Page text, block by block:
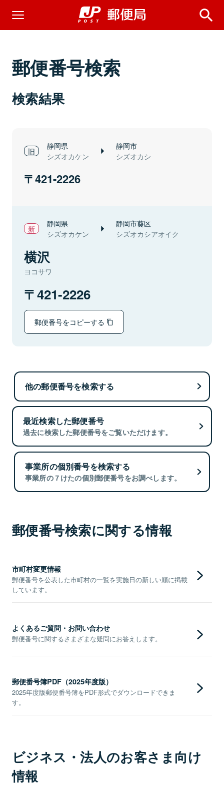
郵便番号検索
検索結果
静岡県
シズオカケン
静岡市
シズオカシ
421-2226
静岡県
シズオカケン
静岡市葵区
シズオカシアオイク
横沢
ヨコサワ
421-2226
郵便番号をコピーする
他の郵便番号を検索する
最近検索した郵便番号
過去に検索した郵便番号をご覧いただけます。
事業所の個別番号を検索する
事業所の７けたの個別郵便番号をお調べします。
郵便番号検索に関する情報
市町村変更情報
郵便番号を公表した市町村の一覧を実施日の新しい順に掲載
しています。
よくあるご質問・お問い合わせ
郵便番号に関するさまざまな疑問にお答えします。
郵便番号簿PDF（2025年度版）
2025年度版郵便番号簿をPDF形式でダウンロードできま
す。
ビジネス・法人のお客さま向け
情報